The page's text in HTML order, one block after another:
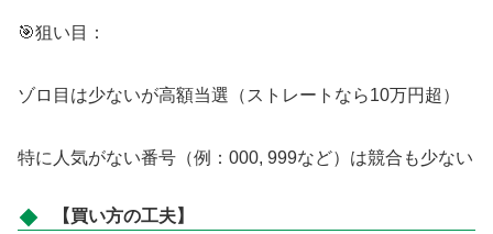
🎯狙い目：
ゾロ目は少ないが高額当選（ストレートなら10万円超）
特に人気がない番号（例：000, 999など）は競合も少ない
【買い方の工夫】